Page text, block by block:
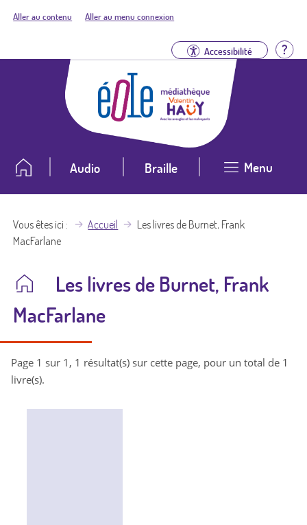
Aller au contenu Aller au menu connexion
Accessibilité
Audio Braille Menu
Vous êtes ici Accueil
Les livres de Burnet, Frank
MacFarlane
Les livres de Burnet, Frank
MacFarlane
Page 1 sur 1, 1 résultat(s) sur cette page, pour un total de 1
livre(s).